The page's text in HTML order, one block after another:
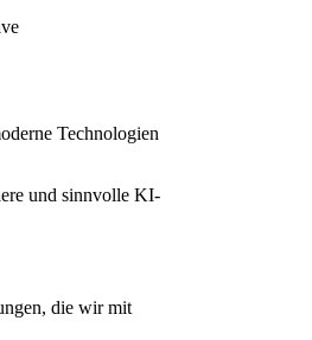
Technologien
und sinnvolle KI-
die wir mit